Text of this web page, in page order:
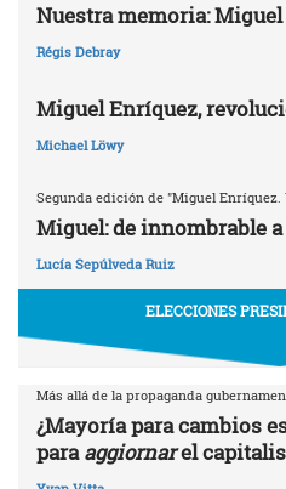
Nuestra memoria:
Régis Debray
Miguel Enríquez,
Michael Löwy
Segunda edición de "Miguel
Miguel: de innombrable
Lucía Sepúlveda Ruiz
ELECCIONES
Más allá de la propaganda
¿Mayoría para cambios
paraaggiornarel